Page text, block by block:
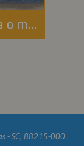
Cobertura de frente para o mar no centro de Bombas - Residencial Ana Júlia, 106
- SC, 88215-000